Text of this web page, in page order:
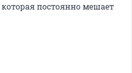
постоянно мешает